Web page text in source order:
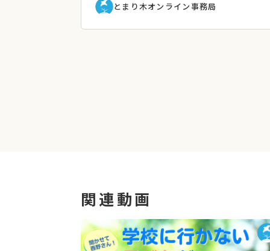
とまり木オンライン事務局
関連動画